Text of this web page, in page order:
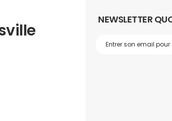
NEWSLETTER